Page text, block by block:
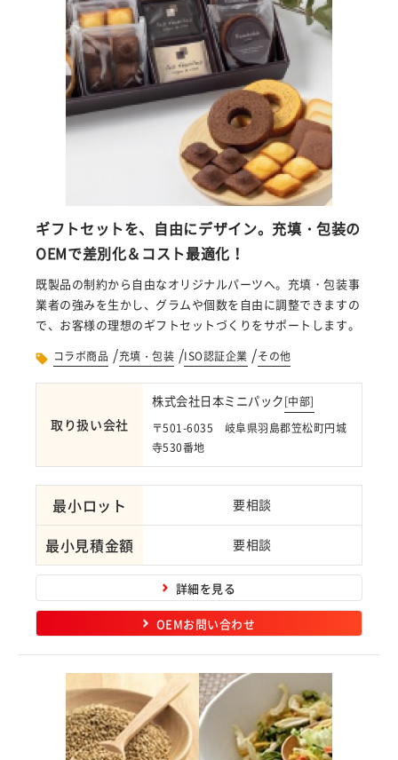
ギフトセットを、自由にデザイン。充填・包装の
OEMで差別化＆コスト最適化！
既製品の制約から自由なオリジナルパーツへ。充填・包装事
業者の強みを生かし、グラムや個数を自由に調整できますの
で、お客様の理想のギフトセットづくりをサポートします。
コラボ商品 /充填・包装 /ISO認証企業 /その他
取り扱い会社
株式会社日本ミニパック[中部]
〒501-6035 岐阜県羽島郡笠松町円城
寺530番地
最小ロット 要相談
最小見積金額 要相談
詳細を見る
OEMお問い合わせ